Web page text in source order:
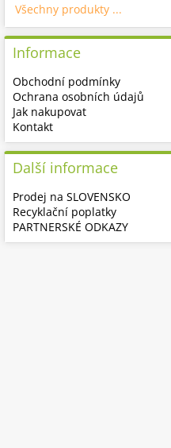
Všechny produkty ...
Informace
Obchodní podmínky
Ochrana osobních údajů
Jak nakupovat
Kontakt
Další informace
Prodej na SLOVENSKO
Recyklační poplatky
PARTNERSKÉ ODKAZY